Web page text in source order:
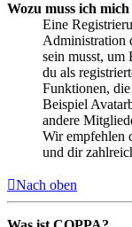
Wozu muss ich
Eine
Administration
sein musst, um
du als
Funktionen,
Beispiel
andere
Wir empfehlen
und dir
Nach oben